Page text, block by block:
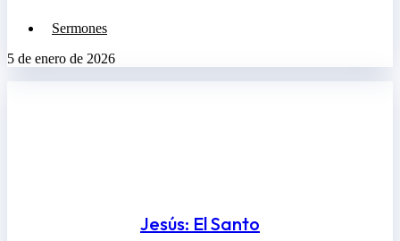
Sermones
5 de enero de 2026
Jesús: El Santo